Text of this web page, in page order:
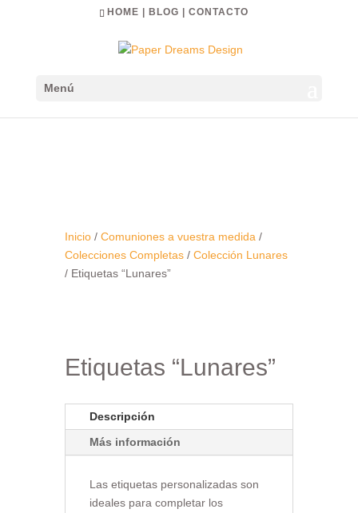
HOME BLOG CONTACTO
Menú
Inicio/ Comuniones a vuestra medida /
Colecciones Completas/ Colección Lunares
/ Etiquetas “Lunares”
Etiquetas “Lunares”
Descripción
Más información
Las etiquetas personalizadas son
ideales para completar los